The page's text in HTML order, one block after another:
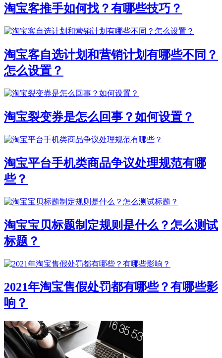
淘宝客推手如何找？有哪些技巧？
淘宝客自选计划和营销计划有哪些不同？
怎么设置？
淘宝裂变券是怎么回事？如何设置？
淘宝平台手机类商品争议处理规范有哪
些？
淘宝宝贝标题制定规则是什么？怎么测试
标题？
2021年淘宝售假处罚都有哪些？有哪些影
响？